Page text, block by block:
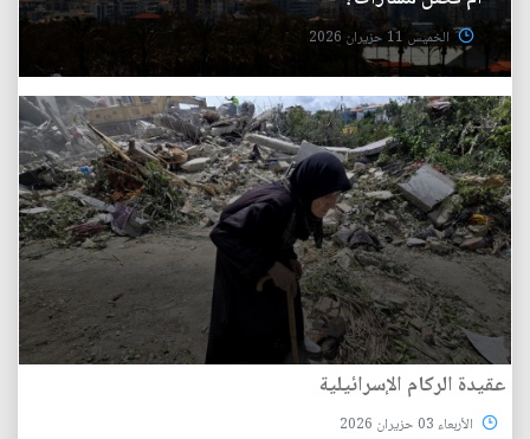
الخميس 11 حزيران 2026
عقيدة الركام الإسرائيلية
الأربعاء 03 حزيران 2026